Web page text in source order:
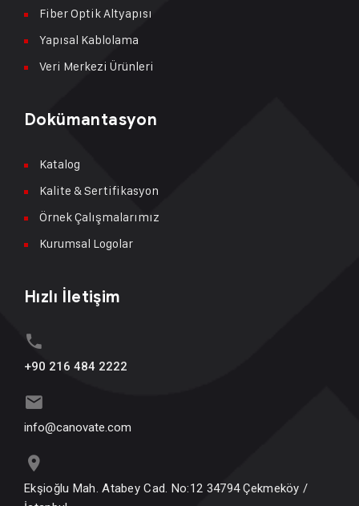
Fiber Optik Altyapısı
Yapısal Kablolama
Veri Merkezi Ürünleri
Dokümantasyon
Katalog
Kalite & Sertifikasyon
Örnek Çalışmalarımız
Kurumsal Logolar
Hızlı İletişim
+90 216 484 2222
info@canovate.com
Ekşioğlu Mah. Atabey Cad. No:12 34794 Çekmeköy /